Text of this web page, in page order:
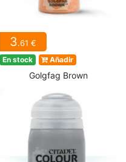
3.61 €
En stock Añadir
Golgfag Brown